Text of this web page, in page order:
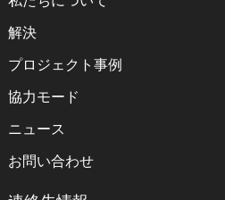
解決
プロジェクト事例
協力モード
ニュース
お問い合わせ